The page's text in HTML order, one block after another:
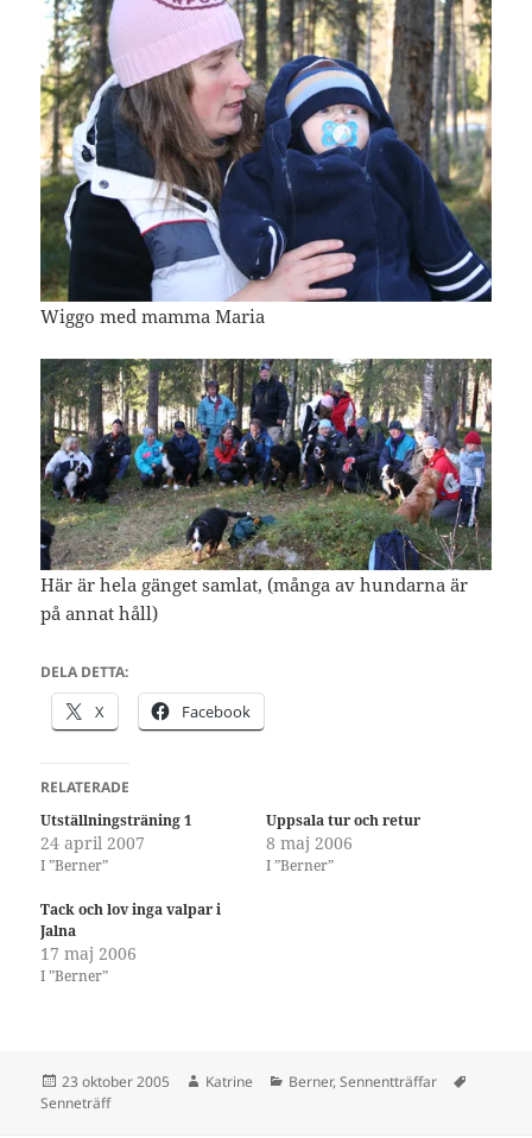
Wiggo med mamma Maria
Här är hela gänget samlat, (många av hundarna är
på annat håll)
DELA DETTA:
X Facebook
RELATERADE
Utställningsträning 1
24 april 2007
I ”Berner”
Uppsala tur och retur
8 maj 2006
I ”Berner”
Tack och lov inga valpar i
Jalna
17 maj 2006
I ”Berner”
Postat
23 oktober 2005 Författare
Katrine Kategorier
Berner,Sennentträffar
Senneträff